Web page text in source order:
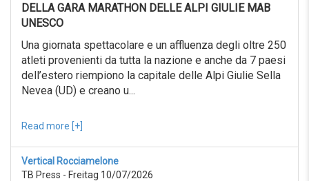
Sport
Reset
Erweiterte
Suche
Sport
Reset
DELLA GARA MARATHON DELLE ALPI GIULIE MAB
UNESCO
Una giornata spettacolare e un affluenza degli oltre 250
atleti provenienti da tutta la nazione e anche da 7 paesi
dell’estero riempiono la capitale delle Alpi Giulie Sella
Nevea (UD) e creano u...
Read more [+]
Vertical Rocciamelone
TB Press - Freitag 10/07/2026